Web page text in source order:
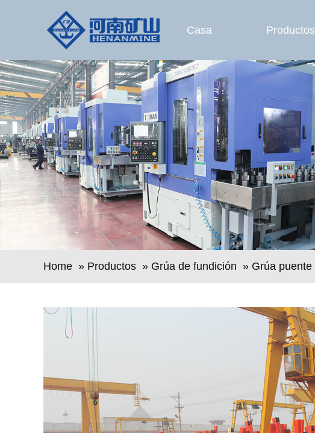
Casa Productos
Home » Productos » Grúa de fundición » Grúa